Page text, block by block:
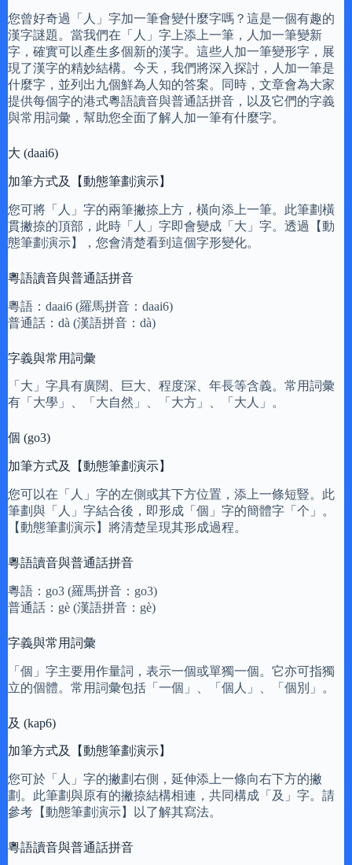
您曾好奇過「人」字加一筆會變什麼字嗎？這是一個有趣的
漢字謎題。當我們在「人」字上添上一筆，人加一筆變新
字，確實可以產生多個新的漢字。這些人加一筆變形字，展
現了漢字的精妙結構。今天，我們將深入探討，人加一筆是
什麼字，並列出九個鮮為人知的答案。同時，文章會為大家
提供每個字的港式粵語讀音與普通話拼音，以及它們的字義
與常用詞彙，幫助您全面了解人加一筆有什麼字。
大 (daai6)
加筆方式及【動態筆劃演示】
您可將「人」字的兩筆撇捺上方，橫向添上一筆。此筆劃橫
貫撇捺的頂部，此時「人」字即會變成「大」字。透過【動
態筆劃演示】，您會清楚看到這個字形變化。
粵語讀音與普通話拼音
粵語：daai6 (羅馬拼音：daai6)
普通話：dà (漢語拼音：dà)
字義與常用詞彙
「大」字具有廣闊、巨大、程度深、年長等含義。常用詞彙
有「大學」、「大自然」、「大方」、「大人」。
個 (go3)
加筆方式及【動態筆劃演示】
您可以在「人」字的左側或其下方位置，添上一條短豎。此
筆劃與「人」字結合後，即形成「個」字的簡體字「个」。
【動態筆劃演示】將清楚呈現其形成過程。
粵語讀音與普通話拼音
粵語：go3 (羅馬拼音：go3)
普通話：gè (漢語拼音：gè)
字義與常用詞彙
「個」字主要用作量詞，表示一個或單獨一個。它亦可指獨
立的個體。常用詞彙包括「一個」、「個人」、「個別」。
及 (kap6)
加筆方式及【動態筆劃演示】
您可於「人」字的撇劃右側，延伸添上一條向右下方的撇
劃。此筆劃與原有的撇捺結構相連，共同構成「及」字。請
參考【動態筆劃演示】以了解其寫法。
粵語讀音與普通話拼音